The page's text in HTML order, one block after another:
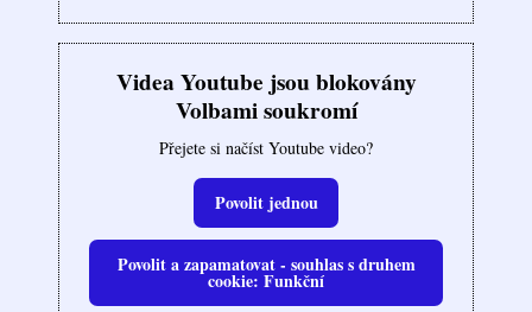
Videa Youtube jsou blokovány
Volbami soukromí
Přejete si načíst Youtube video?
Povolit jednou
Povolit a zapamatovat - souhlas s druhem
cookie: Funkční